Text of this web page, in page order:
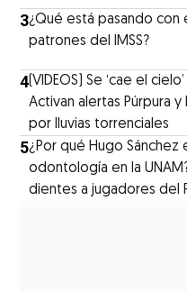
3¿Qué está pasando con
patrones del IMSS?
4(VIDEOS) Se ‘cae el
Activan alertas Púrpura y
por lluvias torrenciales
5¿Por qué Hugo Sánchez
odontología en la
dientes a jugadores del